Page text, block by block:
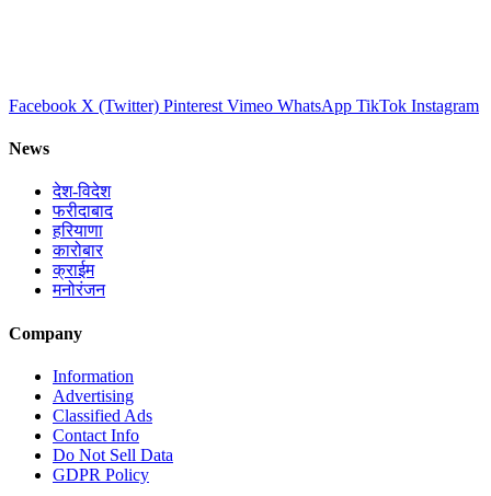
Facebook X (Twitter) Pinterest Vimeo WhatsApp TikTok Instagram
News
देश-विदेश
फरीदाबाद
हरियाणा
कारोबार
क्राईम
मनोरंजन
Company
Information
Advertising
Classified Ads
Contact Info
Do Not Sell Data
GDPR Policy